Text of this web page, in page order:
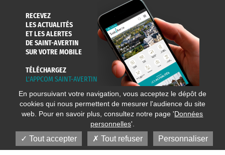
RECEVEZ
LES ACTUALITÉS
ET LES ALERTES
DE SAINT-AVERTIN
SUR VOTRE MOBILE
TÉLÉCHARGEZ
L'APPCOM SAINT-AVERTIN
En poursuivant votre navigation, vous acceptez le dépôt de
cookies qui nous permettent de mesurer l'audience du site
web. Pour en savoir plus, consultez notre page 'Données
personnelles'.
Tout accepter Tout refuser Personnaliser